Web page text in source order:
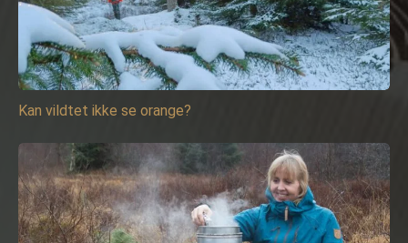
Kan vildtet ikke se orange?